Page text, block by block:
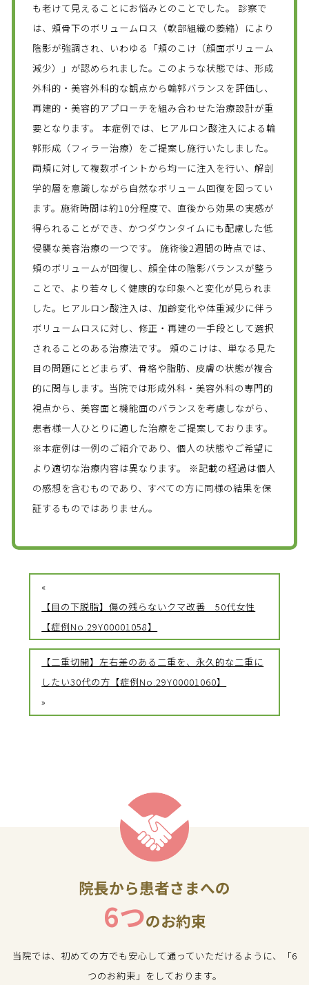
も老けて見えることにお悩みとのことでした。 診察で
は、頬骨下のボリュームロス（軟部組織の萎縮）により
陰影が強調され、いわゆる「頬のこけ（顔面ボリューム
減少）」が認められました。このような状態では、形成
外科的・美容外科的な観点から輪郭バランスを評価し、
再建的・美容的アプローチを組み合わせた治療設計が重
要となります。 本症例では、ヒアルロン酸注入による輪
郭形成（フィラー治療）をご提案し施行いたしました。
両頬に対して複数ポイントから均一に注入を行い、解剖
学的層を意識しながら自然なボリューム回復を図ってい
ます。施術時間は約10分程度で、直後から効果の実感が
得られることができ、かつダウンタイムにも配慮した低
侵襲な美容治療の一つです。 施術後2週間の時点では、
頬のボリュームが回復し、顔全体の陰影バランスが整う
ことで、より若々しく健康的な印象へと変化が見られま
した。ヒアルロン酸注入は、加齢変化や体重減少に伴う
ボリュームロスに対し、修正・再建の一手段として選択
されることのある治療法です。 頬のこけは、単なる見た
目の問題にとどまらず、骨格や脂肪、皮膚の状態が複合
的に関与します。当院では形成外科・美容外科の専門的
視点から、美容面と機能面のバランスを考慮しながら、
患者様一人ひとりに適した治療をご提案しております。
※本症例は一例のご紹介であり、個人の状態やご希望に
より適切な治療内容は異なります。 ※記載の経過は個人
の感想を含むものであり、すべての方に同様の結果を保
証するものではありません。
«
【目の下脱脂】傷の残らないクマ改善 50代女性
【症例No.29Y00001058】
【二重切開】左右差のある二重を、永久的な二重に
したい30代の方【症例No.29Y00001060】
»
院長から患者さまへの
6つのお約束
当院では、初めての方でも安心して通っていただけるように、「6
つのお約束」をしております。